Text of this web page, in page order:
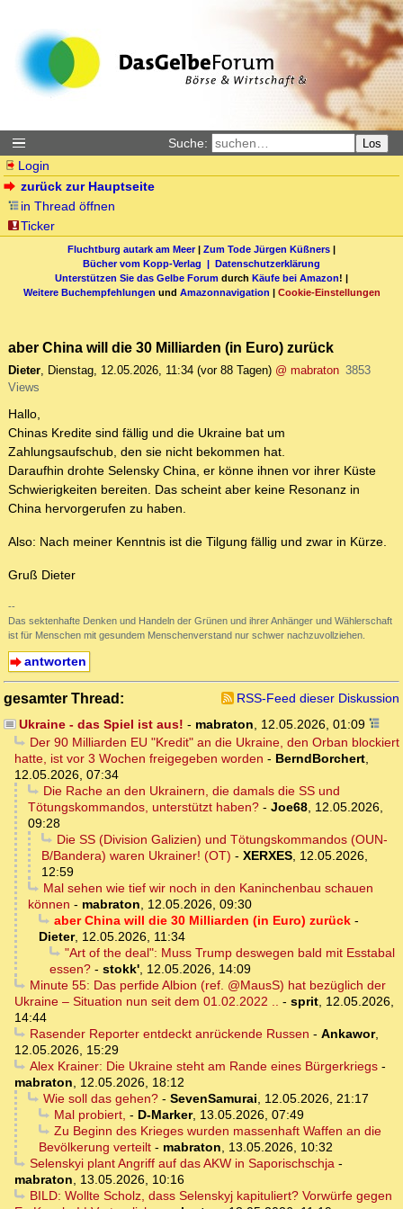
Suche: Los
Login
zurück zur Hauptseite
in Thread öffnen
Ticker
Fluchtburg autark am Meer| Zum Tode Jürgen Küßners |
Bücher vom Kopp-Verlag | Datenschutzerklärung
Unterstützen Sie das Gelbe Forum durch Käufe bei Amazon! |
Weitere Buchempfehlungen und Amazonnavigation | Cookie-Einstellungen
aber China will die 30 Milliarden (in Euro) zurück
Dieter, Dienstag, 12.05.2026, 11:34 (vor 88 Tagen) @ mabraton 3853
Views
Hallo,
Chinas Kredite sind fällig und die Ukraine bat um
Zahlungsaufschub, den sie nicht bekommen hat.
Daraufhin drohte Selensky China, er könne ihnen vor ihrer Küste
Schwierigkeiten bereiten. Das scheint aber keine Resonanz in
China hervorgerufen zu haben.
Also: Nach meiner Kenntnis ist die Tilgung fällig und zwar in Kürze.
Gruß Dieter
--
Das sektenhafte Denken und Handeln der Grünen und ihrer Anhänger und Wählerschaft
ist für Menschen mit gesundem Menschenverstand nur schwer nachzuvollziehen.
antworten
gesamter Thread:
RSS-Feed dieser Diskussion
Ukraine - das Spiel ist aus! - mabraton, 12.05.2026, 01:09
Der 90 Milliarden EU "Kredit" an die Ukraine, den Orban blockiert
hatte, ist vor 3 Wochen freigegeben worden - BerndBorchert,
12.05.2026, 07:34
Die Rache an den Ukrainern, die damals die SS und
Tötungskommandos, unterstützt haben? - Joe68, 12.05.2026,
09:28
Die SS (Division Galizien) und Tötungskommandos (OUN-
B/Bandera) waren Ukrainer! (OT) - XERXES, 12.05.2026,
12:59
Mal sehen wie tief wir noch in den Kaninchenbau schauen
können - mabraton, 12.05.2026, 09:30
aber China will die 30 Milliarden (in Euro) zurück-
Dieter, 12.05.2026, 11:34
"Art of the deal": Muss Trump deswegen bald mit Esstabal
essen? - stokk', 12.05.2026, 14:09
Minute 55: Das perfide Albion (ref. @MausS) hat bezüglich der
Ukraine – Situation nun seit dem 01.02.2022 .. - sprit, 12.05.2026,
14:44
Rasender Reporter entdeckt anrückende Russen - Ankawor,
12.05.2026, 15:29
Alex Krainer: Die Ukraine steht am Rande eines Bürgerkriegs-
mabraton, 12.05.2026, 18:12
Wie soll das gehen?- SevenSamurai, 12.05.2026, 21:17
Mal probiert, - D-Marker, 13.05.2026, 07:49
Zu Beginn des Krieges wurden massenhaft Waffen an die
Bevölkerung verteilt - mabraton, 13.05.2026, 10:32
Selenskyi plant Angriff auf das AKW in Saporischschja-
mabraton, 13.05.2026, 10:16
BILD: Wollte Scholz, dass Selenskyj kapituliert? Vorwürfe gegen